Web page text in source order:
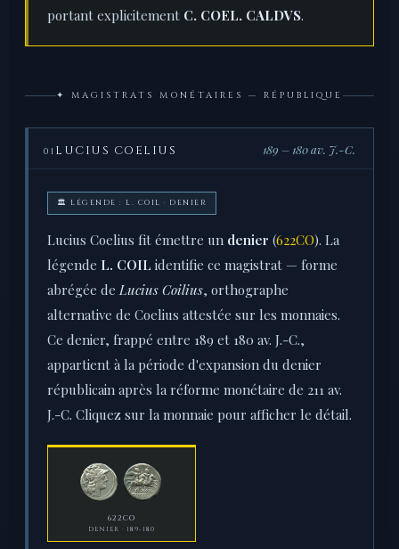
portant explicitement C. COEL. CALDVS.
✦ MAGISTRATS MONÉTAIRES — RÉPUBLIQUE
01 LUCIUS COELIUS 189 – 180 av. J.-C.
🏛 LÉGENDE : L. COIL · DENIER
Lucius Coelius fit émettre un denier (622CO). La
légende L. COIL identifie ce magistrat — forme
abrégée de Lucius Coilius, orthographe
alternative de Coelius attestée sur les monnaies.
Ce denier, frappé entre 189 et 180 av. J.-C.,
appartient à la période d'expansion du denier
républicain après la réforme monétaire de 211 av.
J.-C. Cliquez sur la monnaie pour afficher le détail.
622CO
DENIER · 189-180